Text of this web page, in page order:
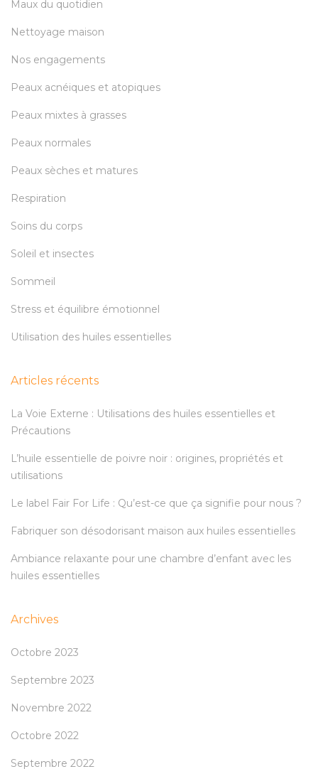
Maux du quotidien
Nettoyage maison
Nos engagements
Peaux acnéiques et atopiques
Peaux mixtes à grasses
Peaux normales
Peaux sèches et matures
Respiration
Soins du corps
Soleil et insectes
Sommeil
Stress et équilibre émotionnel
Utilisation des huiles essentielles
Articles récents
La Voie Externe : Utilisations des huiles essentielles et
Précautions
L’huile essentielle de poivre noir : origines, propriétés et
utilisations
Le label Fair For Life : Qu’est-ce que ça signifie pour nous ?
Fabriquer son désodorisant maison aux huiles essentielles
Ambiance relaxante pour une chambre d’enfant avec les
huiles essentielles
Archives
Octobre 2023
Septembre 2023
Novembre 2022
Octobre 2022
Septembre 2022